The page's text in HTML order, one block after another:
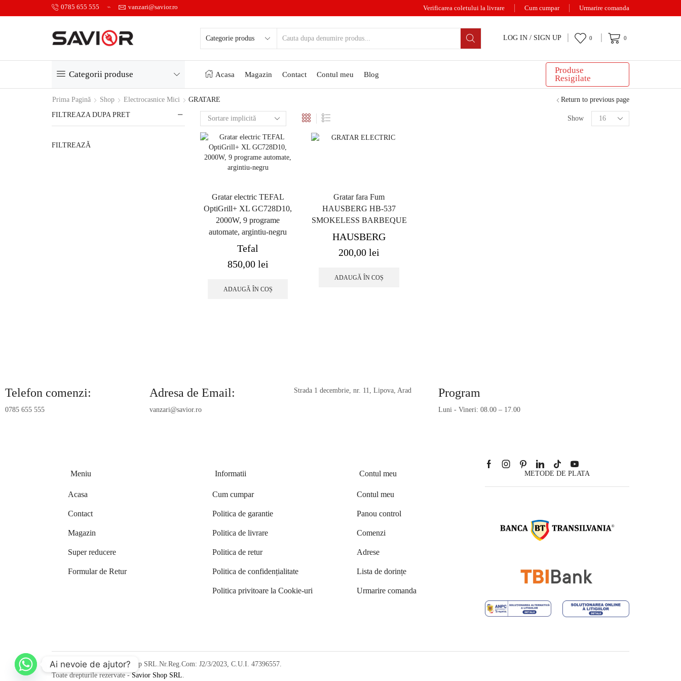
0785 655 555 vanzari@savior.ro Verificarea coletului la livrare Cum cumpar Urmarire comanda
LOG IN / SIGN UP 0 0
Categorii produse Acasa Magazin Contact Contul meu Blog
Produse
Resigilate
Prima Pagină Shop Electrocasnice Mici GRATARE Return to previous page
Show
Gratar electric TEFAL
OptiGrill+ XL GC728D10,
2000W, 9 programe
automate, argintiu-negru
Tefal
850,00 lei
ADAUGĂ ÎN COȘ
Gratar fara Fum
HAUSBERG HB-537
SMOKELESS BARBEQUE
HAUSBERG
200,00lei
ADAUGĂ ÎN COȘ
FILTREAZA DUPA PRET
FILTREAZĂ
Telefon comenzi:
0785 655 555
Adresa de Email:
vanzari@savior.ro
Strada 1 decembrie, nr. 11, Lipova, Arad Program
Luni - Vineri: 08.00 – 17.00
Meniu
Acasa
Contact
Magazin
Super reducere
Formular de Retur
Informatii
Cum cumpar
Politica de garantie
Politica de livrare
Politica de retur
Politica de confidențialitate
Politica privitoare la Cookie-uri
Contul meu
Contul meu
Panou control
Comenzi
Adrese
Lista de dorințe
Urmarire comanda
METODE DE PLATA
Copyright © 2023 Savior Shop SRL.Nr.Reg.Com: J2/3/2023, C.U.I. 47396557.
Toate drepturile rezervate - Savior Shop SRL.
Ai nevoie de ajutor?